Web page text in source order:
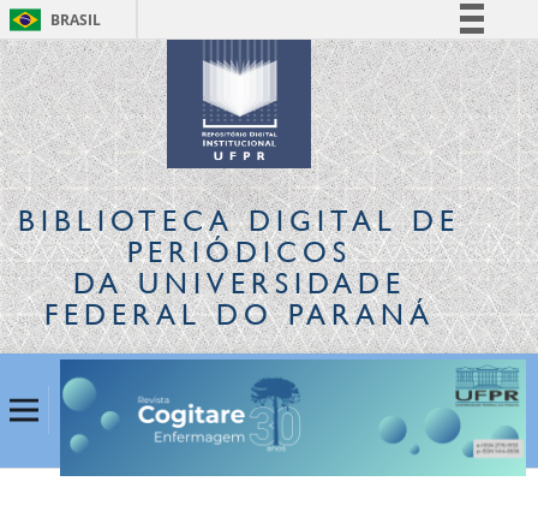
BRASIL
Simplifique!
Comunica BR
Participe
Acesso à informação
Legislação
Canais
BIBLIOTECA DIGITALDE
PERIÓDICOS
DA UNIVERSIDADE
FEDERAL DO PARANÁ